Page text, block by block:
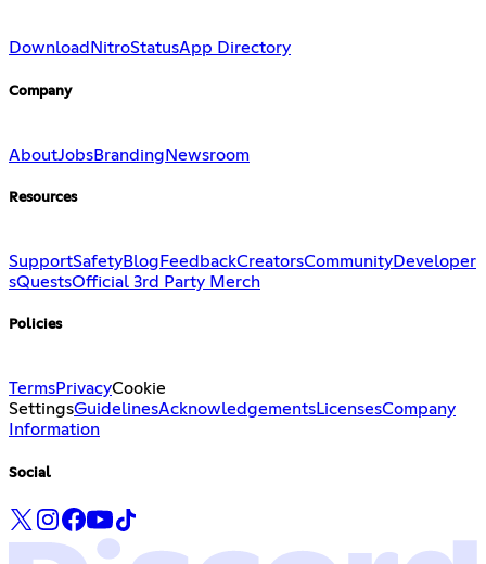
Download NitroStatusApp Directory
Company
AboutJobsBranding Newsroom
Resources
SupportSafetyBlog FeedbackCreatorsCommunityDeveloper
sQuestsOfficial 3rd Party Merch
Policies
TermsPrivacyCookie
SettingsGuidelinesAcknowledgementsLicensesCompany
Information
Social